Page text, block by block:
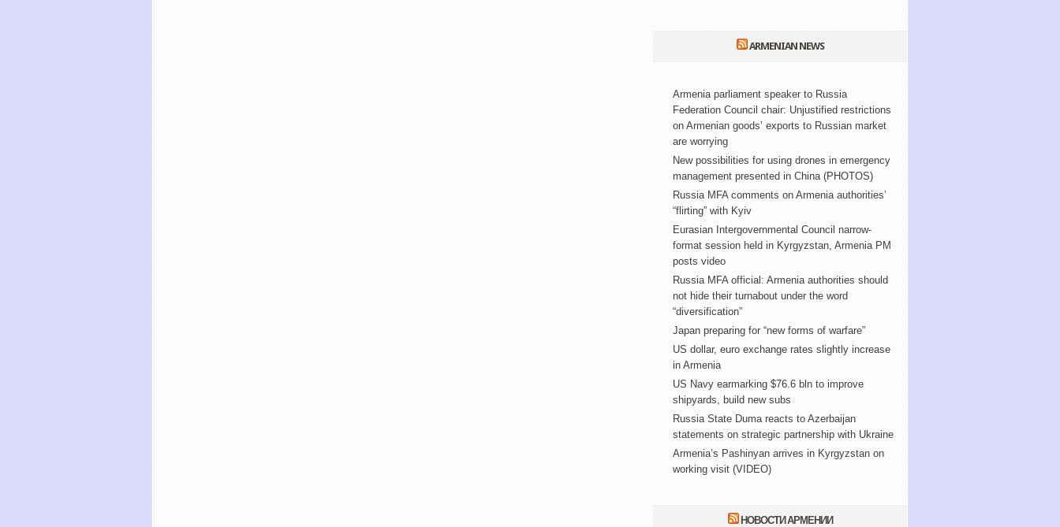
ARMENIAN NEWS
Armenia parliament speaker to Russia
Federation Council chair: Unjustified restrictions
on Armenian goods’ exports to Russian market
are worrying
New possibilities for using drones in emergency
management presented in China (PHOTOS)
Russia MFA comments on Armenia authorities’
“flirting” with Kyiv
Eurasian Intergovernmental Council narrow-
format session held in Kyrgyzstan, Armenia PM
posts video
Russia MFA official: Armenia authorities should
not hide their turnabout under the word
“diversification”
Japan preparing for “new forms of warfare”
US dollar, euro exchange rates slightly increase
in Armenia
US Navy earmarking $76.6 bln to improve
shipyards, build new subs
Russia State Duma reacts to Azerbaijan
statements on strategic partnership with Ukraine
Armenia’s Pashinyan arrives in Kyrgyzstan on
working visit (VIDEO)
НОВОСТИ АРМЕНИИ